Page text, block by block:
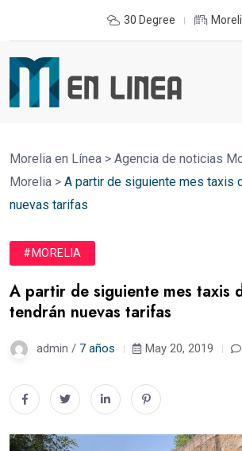
30 Degree
Morelia en Línea > Agencia de noticias
Morelia > A partir de siguiente mes taxis
nuevas tarifas
#MORELIA
A partir de siguiente mes taxis
tendrán nuevas tarifas
admin / 7 años May 20, 2019